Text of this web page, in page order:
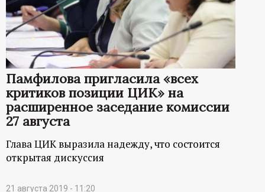
Памфилова пригласила «всех
критиков позиции ЦИК» на
расширенное заседание комиссии
27 августа
Глава ЦИК выразила надежду, что состоится
открытая дискуссия
21 августа 2019 - 11:20